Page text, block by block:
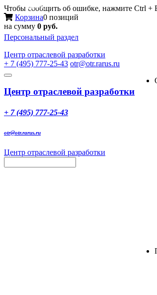
Чтобы сообщить об ошибке, нажмите Ctrl +
Корзина0 позиций
на сумму 0 руб.
Персональный раздел
Центр отраслевой разработки
+ 7 (495) 777-25-43 otr@otr.rarus.ru
Toggle
Меню
Центр отраслевой разработки
+ 7 (495) 777-25-43
otr@otr.rarus.ru
Центр отраслевой разработки